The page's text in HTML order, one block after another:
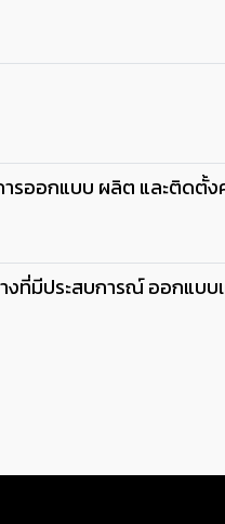
รออกแบบ ผลิต และติดตั้ง
ที่มีประสบการณ์ ออกแบบ